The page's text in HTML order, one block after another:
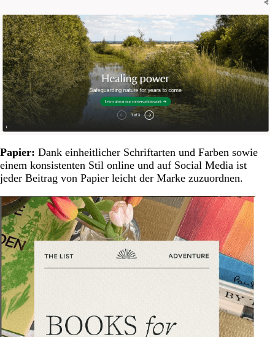
Papier: Dank einheitlicher Schriftarten und Farben sowie
einem konsistenten Stil online und auf Social Media ist
jeder Beitrag von Papier leicht der Marke zuzuordnen.